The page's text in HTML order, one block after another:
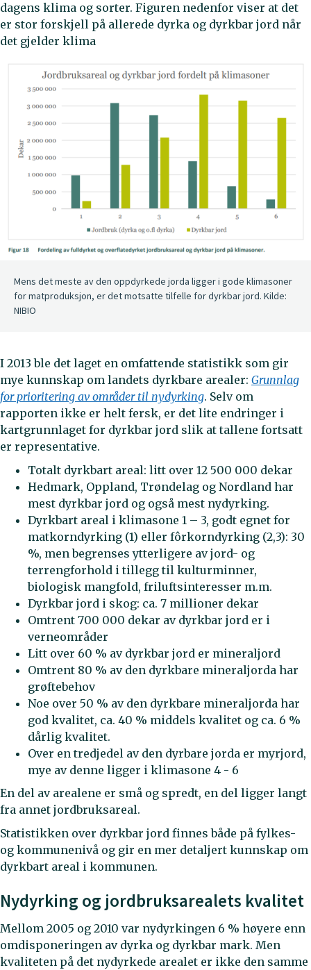
dagens klima og sorter. Figuren nedenfor viser at det
er stor forskjell på allerede dyrka og dyrkbar jord når
det gjelder klima
Mens det meste av den oppdyrkede jorda ligger i gode klimasoner
for matproduksjon, er det motsatte tilfelle for dyrkbar jord. Kilde:
NIBIO
I 2013 ble det laget en omfattende statistikk som gir
mye kunnskap om landets dyrkbare arealer: Grunnlag
for prioritering av områder til nydyrking. Selv om
rapporten ikke er helt fersk, er det lite endringer i
kartgrunnlaget for dyrkbar jord slik at tallene fortsatt
er representative.
Totalt dyrkbart areal: litt over 12 500 000 dekar
Hedmark, Oppland, Trøndelag og Nordland har
mest dyrkbar jord og også mest nydyrking.
Dyrkbart areal i klimasone 1 – 3, godt egnet for
matkorndyrking (1) eller fôrkorndyrking (2,3): 30
%, men begrenses ytterligere av jord- og
terrengforhold i tillegg til kulturminner,
biologisk mangfold, friluftsinteresser m.m.
Dyrkbar jord i skog: ca. 7 millioner dekar
Omtrent 700 000 dekar av dyrkbar jord er i
verneområder
Litt over 60 % av dyrkbar jord er mineraljord
Omtrent 80 % av den dyrkbare mineraljorda har
grøftebehov
Noe over 50 % av den dyrkbare mineraljorda har
god kvalitet, ca. 40 % middels kvalitet og ca. 6 %
dårlig kvalitet.
Over en tredjedel av den dyrbare jorda er myrjord,
mye av denne ligger i klimasone 4 - 6
En del av arealene er små og spredt, en del ligger langt
fra annet jordbruksareal.
Statistikken over dyrkbar jord finnes både på fylkes-
og kommunenivå og gir en mer detaljert kunnskap om
dyrkbart areal i kommunen.
Nydyrking og jordbruksarealets kvalitet
Mellom 2005 og 2010 var nydyrkingen 6 % høyere enn
omdisponeringen av dyrka og dyrkbar mark. Men
kvaliteten på det nydyrkede arealet er ikke den samme